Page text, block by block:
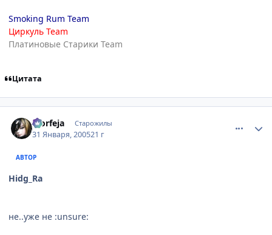
Smoking Rum Team
Циркуль Team
Платиновые Старики Team
Цитата
Morfeja Старожилы
31 Января, 200521 г
АВТОР
Hidg_Ra
не..уже не :unsure: